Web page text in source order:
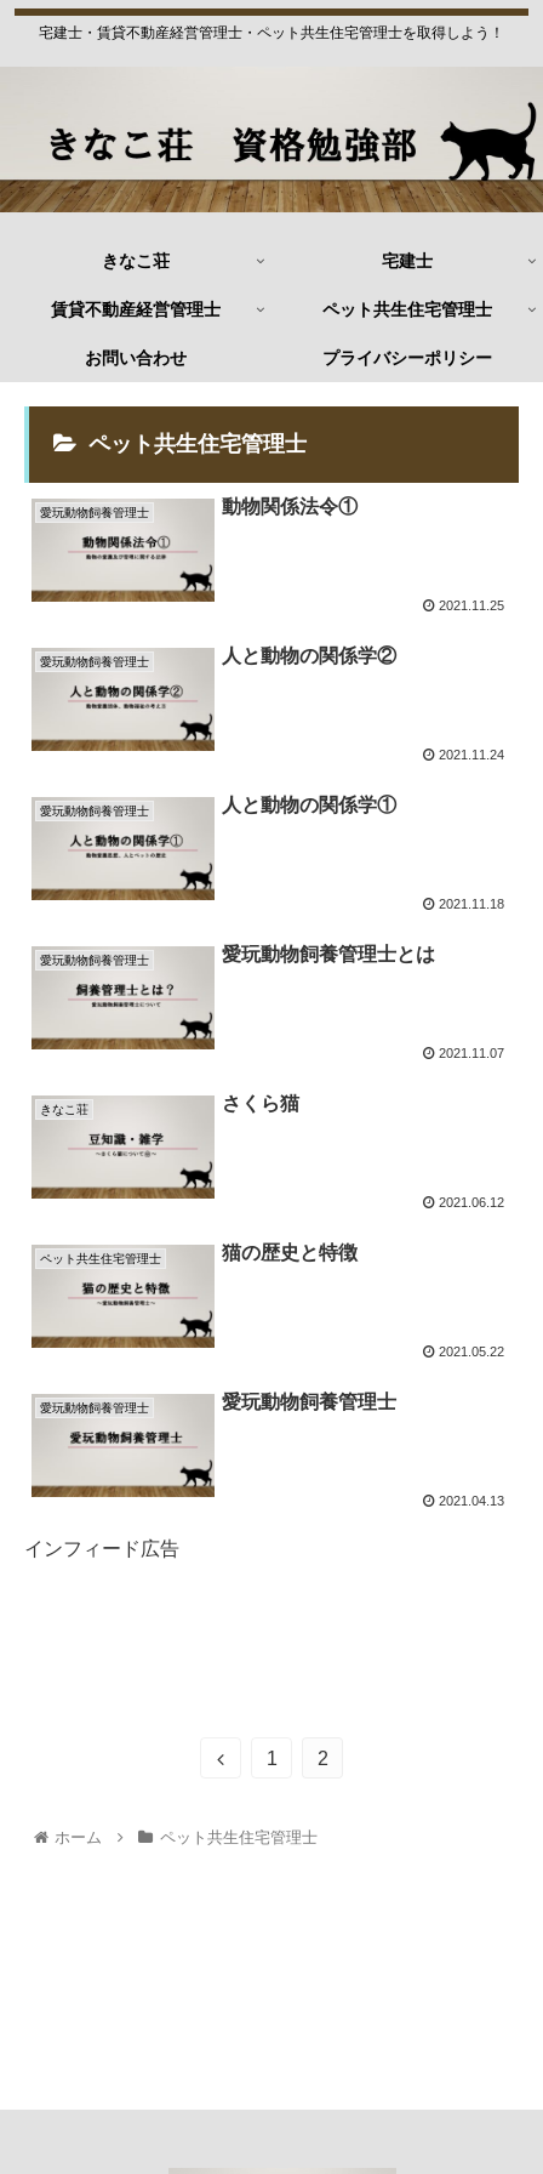
宅建士・賃貸不動産経営管理士・ペット共生住宅管理士を取得しよう！
きなこ荘 宅建士
賃貸不動産経営管理士 ペット共生住宅管理士
お問い合わせ プライバシーポリシー
ペット共生住宅管理士
愛玩動物飼養管理士 動物関係法令①
2021.11.25
愛玩動物飼養管理士 人と動物の関係学②
2021.11.24
愛玩動物飼養管理士 人と動物の関係学①
2021.11.18
愛玩動物飼養管理士 愛玩動物飼養管理士とは
2021.11.07
きなこ荘 さくら猫
2021.06.12
ペット共生住宅管理士 猫の歴史と特徴
2021.05.22
愛玩動物飼養管理士 愛玩動物飼養管理士
2021.04.13
インフィード広告
1 2
ホーム ペット共生住宅管理士